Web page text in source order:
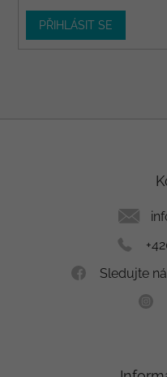
PŘIHLÁSIT SE
Sledujte